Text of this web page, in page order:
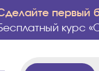
первый
курс